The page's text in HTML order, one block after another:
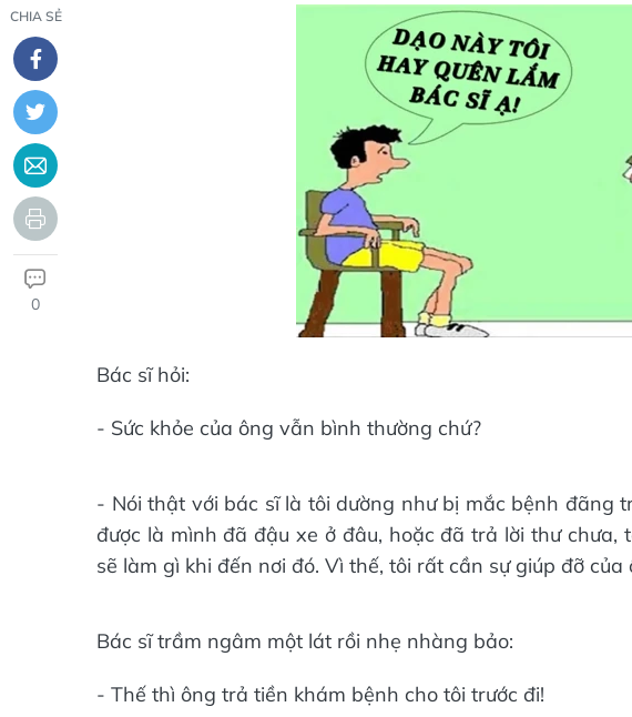
CHIA SẺ
0
Bác sĩ hỏi:
- Sức khỏe của ông vẫn bình thường chứ?
- Nói thật với bác sĩ là tôi dường như bị mắc bệnh đãng
được là mình đã đậu xe ở đâu, hoặc đã trả lời thư
sẽ làm gì khi đến nơi đó. Vì thế, tôi rất cần sự giúp đỡ của
Bác sĩ trầm ngâm một lát rồi nhẹ nhàng bảo:
- Thế thì ông trả tiền khám bệnh cho tôi trước đi!